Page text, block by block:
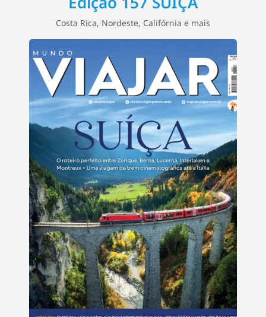
Costa Rica, Nordeste, Califórnia e mais